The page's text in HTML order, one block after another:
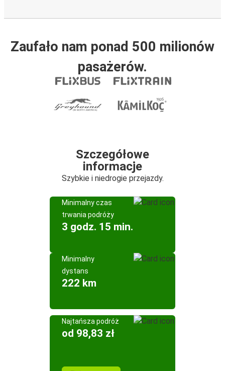
Zaufało nam ponad 500 milionów
pasażerów.
Szczegółowe
informacje
Szybkie i niedrogie przejazdy.
Minimalny czas
trwania podróży
3 godz. 15 min.
Minimalny
dystans
222 km
Najtańsza podróż
od 98,83 zł